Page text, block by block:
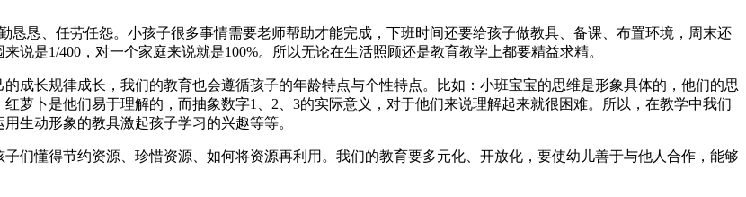
恳、任劳任怨。小孩子很多事情需要老师帮助才能完成，下班时间还要给孩子做教具、备课、布置环境，周末还
是1/400，对一个家庭来说就是100%。所以无论在生活照顾还是教育教学上都要精益求精。
成长规律成长，我们的教育也会遵循孩子的年龄特点与个性特点。比如：小班宝宝的思维是形象具体的，他们的思
萝卜是他们易于理解的，而抽象数字1、2、3的实际意义，对于他们来说理解起来就很困难。所以，在教学中我们
生动形象的教具激起孩子学习的兴趣等等。
们懂得节约资源、珍惜资源、如何将资源再利用。我们的教育要多元化、开放化，要使幼儿善于与他人合作，能够